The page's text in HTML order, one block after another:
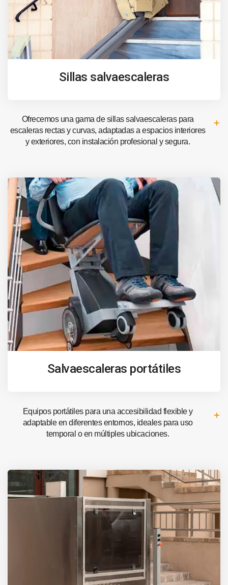
Sillas salvaescaleras
Ofrecemos una gama de sillas salvaescaleras para
escaleras rectas y curvas, adaptadas a espacios interiores
y exteriores, con instalación profesional y segura.
Salvaescaleras portátiles
Equipos portátiles para una accesibilidad flexible y
adaptable en diferentes entornos, ideales para uso
temporal o en múltiples ubicaciones.